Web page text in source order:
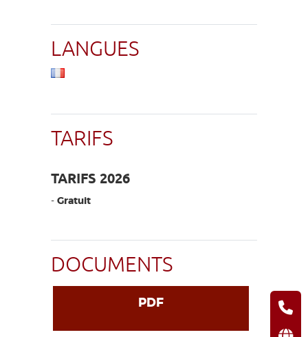
LANGUES
TARIFS
TARIFS 2026
- Gratuit
DOCUMENTS
PDF